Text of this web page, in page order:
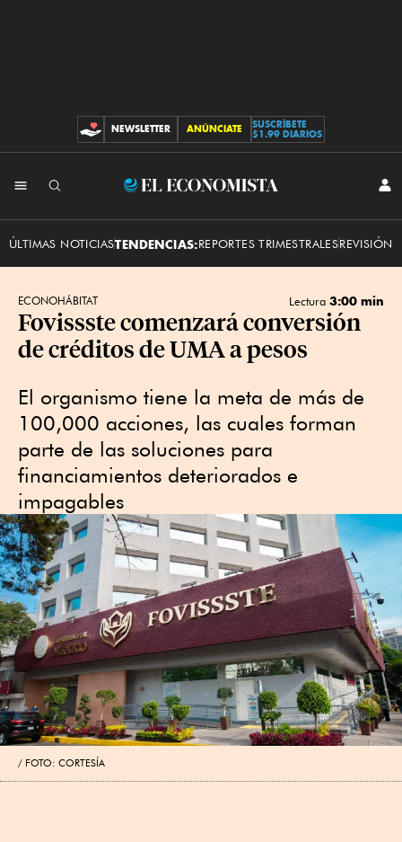
CONTRIBUCIONES
NEWSLETTER ANÚNCIATE
SUSCRÍBETE
$1.99 DIARIOS
El
ÚLTIMAS NOTICIASTENDENCIAS:REPORTES TRIMESTRALESREVISIÓN
ECONOHÁBITAT Lectura 3:00 min
Fovissste comenzará conversión
de créditos de UMA a pesos
El organismo tiene la meta de más de
100,000 acciones, las cuales forman
parte de las soluciones para
financiamientos deteriorados e
impagables
FOTO: CORTESÍA